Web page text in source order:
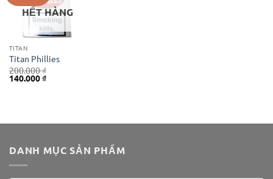
HẾT HÀNG
TITAN
Titan Phillies
200.000₫
Giá
gốc
140.000₫Giá
DANH MỤC SẢN PHẨM